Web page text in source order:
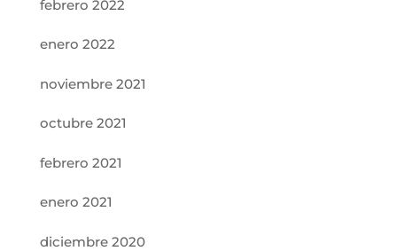
febrero 2022
enero 2022
noviembre 2021
octubre 2021
febrero 2021
enero 2021
diciembre 2020